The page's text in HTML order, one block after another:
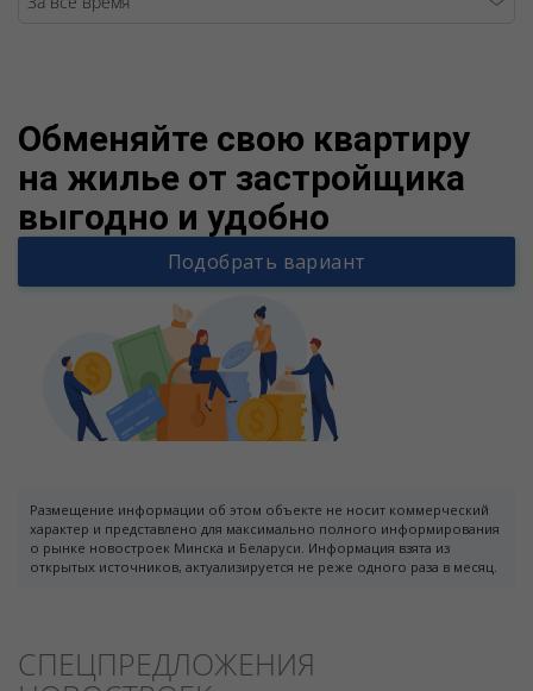
Обменяйте свою квартиру
на жилье от застройщика
выгодно и удобно
Подобрать вариант
Размещение информации об этом объекте не носит коммерческий
характер и представлено для максимально полного информирования
о рынке новостроек Минска и Беларуси. Информация взята из
открытых источников, актуализируется не реже одного раза в месяц.
СПЕЦПРЕДЛОЖЕНИЯ